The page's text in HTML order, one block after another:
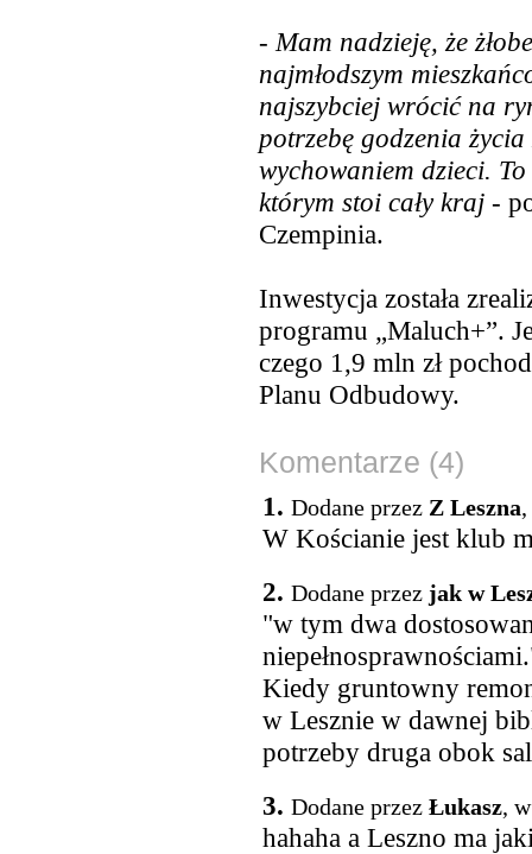
- Mam nadzieję, że
najmłodszym
najszybciej wrócić na
potrzebę godzenia
wychowaniem dzieci. To
którym stoi cały kraj -
Czempinia.
Inwestycja została
programu „Maluch+”.
czego 1,9 mln zł
Planu Odbudowy.
Komentarze (4)
1. Dodane przez Z Leszna
W Kościanie jest klub
2. Dodane przez jak w
"w tym dwa
Kiedy gruntowny
w Lesznie w dawnej
potrzeby druga obok
3. Dodane przez Łukasz,
hahaha a Leszno ma